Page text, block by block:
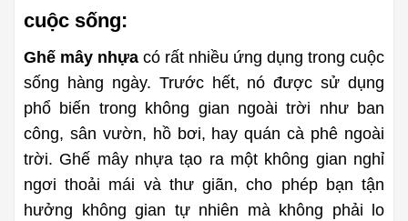
cuộc sống:
Ghế mây nhựa có rất nhiều ứng dụng trong cuộc
sống hàng ngày. Trước hết, nó được sử dụng
phổ biến trong không gian ngoài trời như ban
công, sân vườn, hồ bơi, hay quán cà phê ngoài
trời. Ghế mây nhựa tạo ra một không gian nghỉ
ngơi thoải mái và thư giãn, cho phép bạn tận
hưởng không gian tự nhiên mà không phải lo